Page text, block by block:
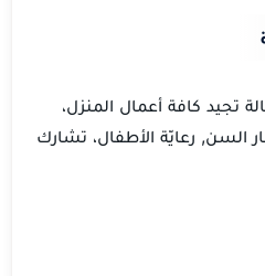
تجيد كافة أعمال المنزل،
السن, رعايّة الأطفال، تشارك